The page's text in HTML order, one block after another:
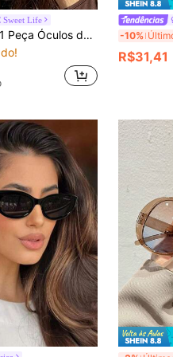
Sweet Life
1 Peça Óculos de Moda Feminina, Armação Grande Estilo Piloto de Ponte Dupla com Lentes Coloridas, Óculos Vintage Oversize Estilo Gatinho Y2K, Acessório Chique de Estilo de Rua para o Dia a Dia, Ideal para Verão, Praia, Festa, Presente para Estudantes
-10%
R$31,41